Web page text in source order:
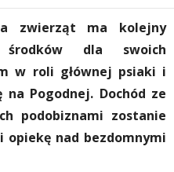
zwierząt ma kolejny
dla swoich
w roli głównej psiaki i
Pogodnej. Dochód ze
podobiznami zostanie
opiekę nad bezdomnymi